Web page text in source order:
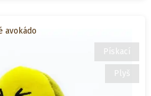
Pískací
Plyš
avokádo